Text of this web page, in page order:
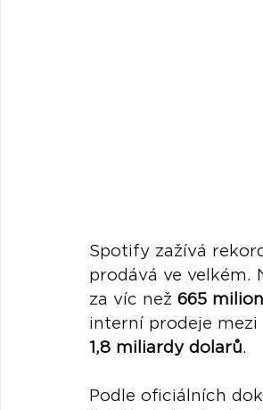
Spotify zažívá
prodává ve velkém.
za víc než 665
interní prodeje
1,8 miliardy dolarů.
Podle oficiálních